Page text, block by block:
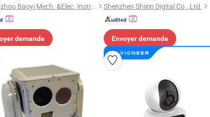
Changzhou Baoyi Mech. &Elec. Instrument Co., Ltd
demande
Shenzhen Shixin Digital Co., Ltd.
Envoyer demande